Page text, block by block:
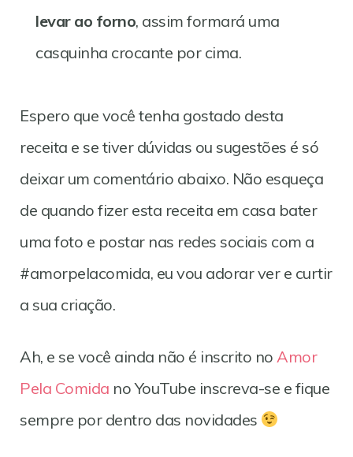
levar ao forno, assim formará uma
casquinha crocante por cima.
Espero que você tenha gostado desta
receita e se tiver dúvidas ou sugestões é só
deixar um comentário abaixo. Não esqueça
de quando fizer esta receita em casa bater
uma foto e postar nas redes sociais com a
#amorpelacomida, eu vou adorar ver e curtir
a sua criação.
Ah, e se você ainda não é inscrito no Amor
Pela Comida no YouTube inscreva-se e fique
sempre por dentro das novidades